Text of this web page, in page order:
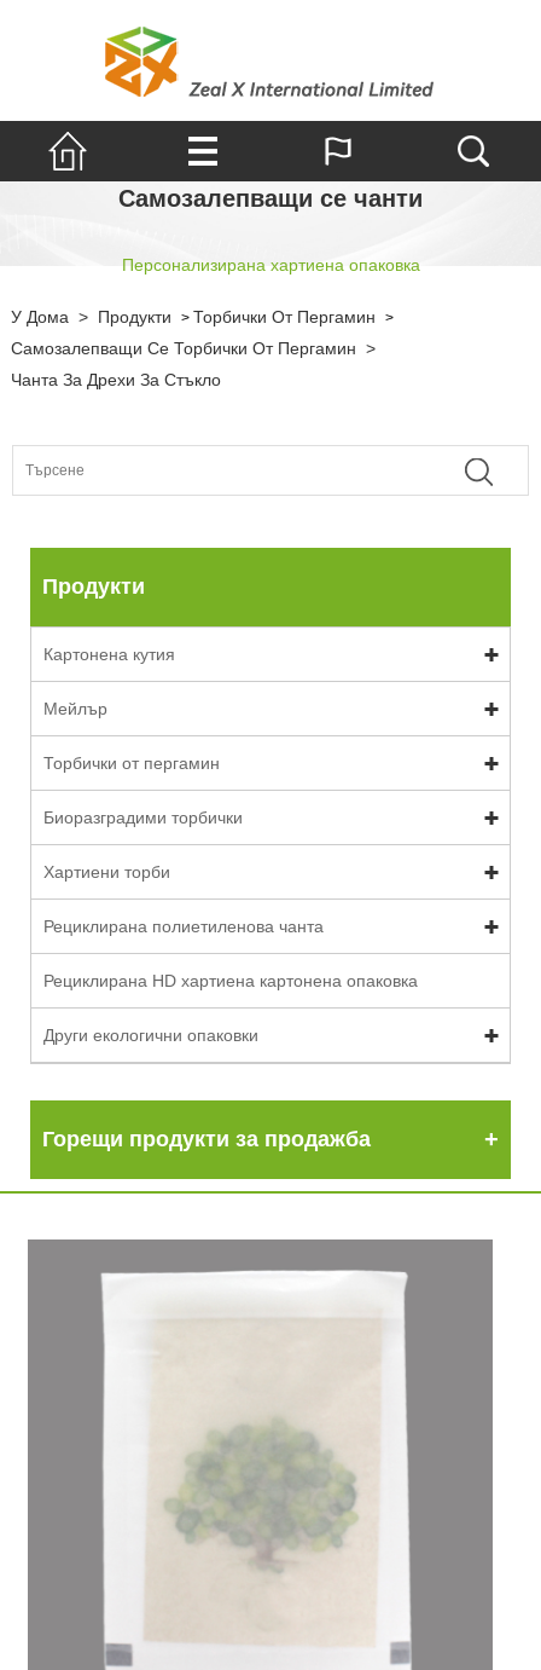
Самозалепващи се чанти
Персонализирана хартиена опаковка
У Дома > Продукти > Торбички От Пергамин >
Самозалепващи Се Торбички От Пергамин >
Чанта За Дрехи За Стъкло
Продукти
Картонена кутия
Мейлър
Торбички от пергамин
Биоразградими торбички
Хартиени торби
Рециклирана полиетиленова чанта
Рециклирана HD хартиена картонена опаковка
Други екологични опаковки
Горещи продукти за продажба